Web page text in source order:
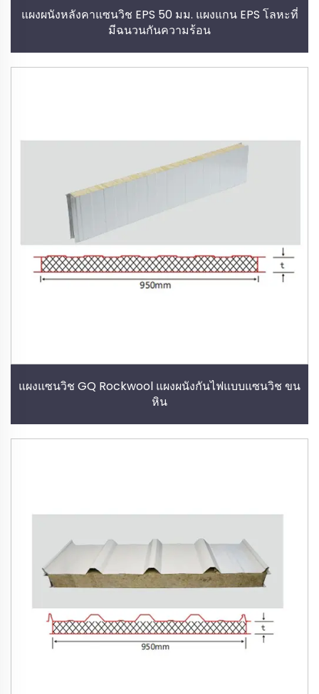
แผงผนังหลังคาแซนวิช EPS 50 มม. แผงแกน EPS โลหะที่
มีฉนวนกันความร้อน
แผงแซนวิช GQ Rockwool แผงผนังกันไฟแบบแซนวิช ขน
หิน